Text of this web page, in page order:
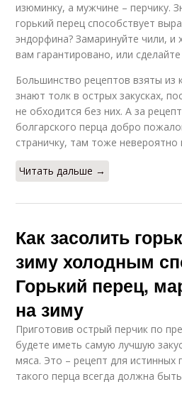
изюминку, а мужчине – перчику.
горький перец способствует
эндорфина? Замаринуйте чили, и
вам гарантировано, или
Большинство рецептов взяты из
знают толк в острых закусках,
не обходится без них. А за
болгарского перца добро
страничку, там тоже невероятно
Читать дальше →
Как засолить
зиму холодным
Горький перец,
на зиму
Приготовив острый перчик по
будете иметь самую лучшую
мяса. Это – рецепт для истинных
такого перца всегда должна